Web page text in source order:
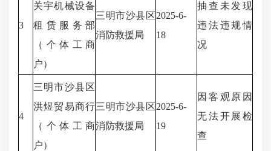
3
关宇机械设备
租赁服务部
（个体工商
户）
三明市沙县区
消防救援局
2025-6-
18
抽查未发现
违法违规情
况
4
三明市沙县区
洪煜贸易商行
（个体工商
户）
三明市沙县区
消防救援局
2025-6-
19
因客观原因
无法开展检
查